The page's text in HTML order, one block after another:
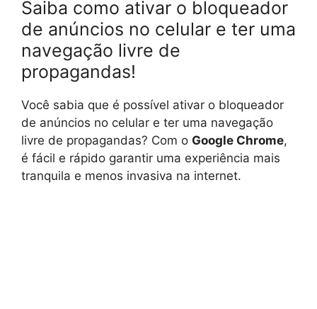
Saiba como ativar o bloqueador
de anúncios no celular e ter uma
navegação livre de
propagandas!
Você sabia que é possível ativar o bloqueador
de anúncios no celular e ter uma navegação
livre de propagandas? Com o Google Chrome,
é fácil e rápido garantir uma experiência mais
tranquila e menos invasiva na internet.